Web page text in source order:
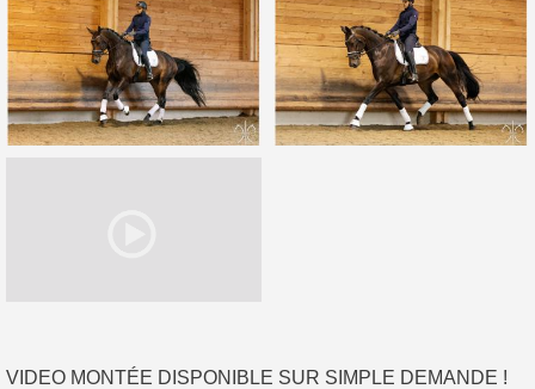
VIDEO MONTÉE DISPONIBLE SUR SIMPLE DEMANDE !